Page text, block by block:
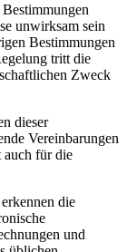
unwirksam sein
Bestimmungen
tritt die
Zweck
dieser
Vereinbarungen
auch für die
die
und